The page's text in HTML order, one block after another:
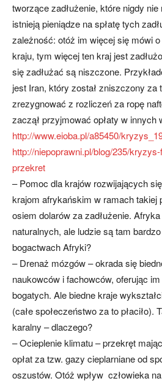
tworzące zadłużenie, które nigdy
istnieją pieniądze na spłatę tych
zależność: otóż im więcej się mówi
kraju, tym więcej ten kraj jest
się zadłużać są niszczone.
jest Iran, który został zniszczony za
zrezygnować z rozliczeń za ropę
zaczął przyjmować opłaty w innych
http://www.eioba.pl/a85450/
http://niepoprawni.pl/blog/235/
przekret
– Pomoc dla krajów rozwijających
krajom afrykańskim w ramach takiej
osiem dolarów za zadłużenie.
naturalnych, ale ludzie są tam
bogactwach Afryki?
– Drenaż mózgów – okrada się
naukowców i fachowców, oferując
bogatych. Ale biedne kraje
(całe społeczeństwo za to płaciło).
karalny – dlaczego?
– Ocieplenie klimatu – przekręt
opłat za tzw. gazy cieplarniane od
oszustów. Otóż wpływ człowieka